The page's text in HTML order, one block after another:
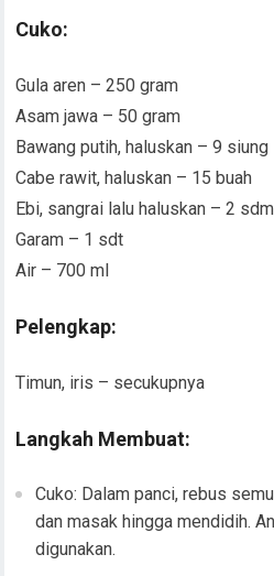
Cuko:
Gula aren – 250 gram
Asam jawa – 50 gram
Bawang putih, haluskan – 9 siung
Cabe rawit, haluskan – 15 buah
Ebi, sangrai lalu haluskan – 2 sdm
Garam – 1 sdt
Air – 700 ml
Pelengkap:
Timun, iris – secukupnya
Langkah Membuat:
Cuko: Dalam panci, rebus
dan masak hingga mendidih.
digunakan.